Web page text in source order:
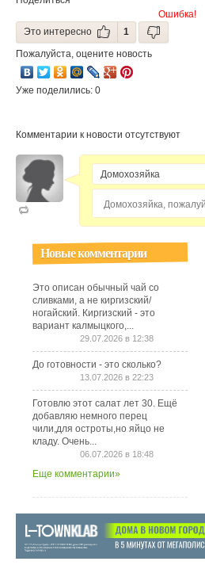
Ошибка!
Это интересно
1
Пожалуйста, оцените новость
Уже поделились: 0
Комментарии к новости отсутствуют
Новые комментарии
Это описан обычный чай со
сливками, а не киргизский/
ногайский. Киргизский - это
вариант калмыцкого,...
29.07.2026 в 12:38
До готовности - это сколько?
13.07.2026 в 22:23
Готовлю этот салат лет 30. Ещё
добавляю немного перец
чили,для остроты,но яйцо не
кладу. Очень...
06.07.2026 в 18:48
Еще комментарии»